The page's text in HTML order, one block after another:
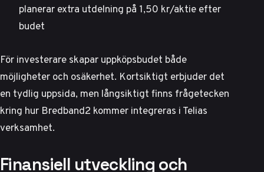
planerar extra utdelning på 1,50 kr/aktie efter
budet
För investerare skapar uppköpsbudet både
möjligheter och osäkerhet. Kortsiktigt erbjuder det
en tydlig uppsida, men långsiktigt finns frågetecken
kring hur Bredband2 kommer integreras i Telias
verksamhet.
Finansiell utveckling och